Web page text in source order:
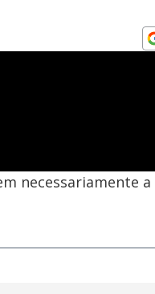
necessariamente